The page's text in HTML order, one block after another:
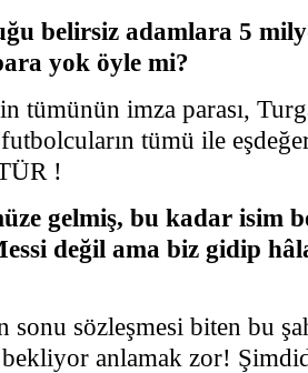
belirsiz adamlara 5
yok öyle mi?
tümünün imza parası,
tümü ile
!
gelmiş, bu kadar isim
değil ama biz gidip
sonu sözleşmesi biten bu
anlamak zor!